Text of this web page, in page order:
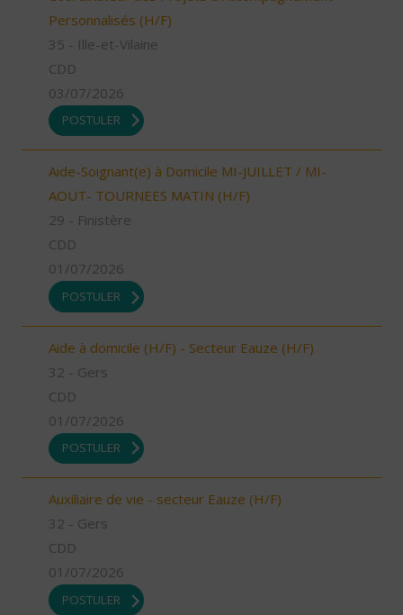
Personnalisés (H/F)
35 - Ille-et-Vilaine
CDD
03/07/2026
POSTULER
Aide-Soignant(e) à Domicile MI-JUILLET / MI-
AOUT- TOURNEES MATIN (H/F)
29 - Finistère
CDD
01/07/2026
POSTULER
Aide à domicile (H/F) - Secteur Eauze (H/F)
32 - Gers
CDD
01/07/2026
POSTULER
Auxiliaire de vie - secteur Eauze (H/F)
32 - Gers
CDD
01/07/2026
POSTULER